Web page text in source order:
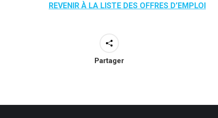
REVENIR À LA LISTE DES OFFRES D’EMPLOI
Partager